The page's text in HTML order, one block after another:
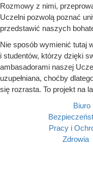
Rozmowy z nimi,
Uczelni pozwolą poznać
przedstawić naszych
Nie sposób wymienić tutaj
i studentów, którzy dzięki
ambasadorami naszej
uzupełniana, choćby
się rozrasta. To projekt na
Biuro
Pracy i
Zdrowia